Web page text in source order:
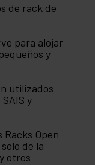
de rack de
para alojar
y
utilizados
y
Racks Open
de la
otros